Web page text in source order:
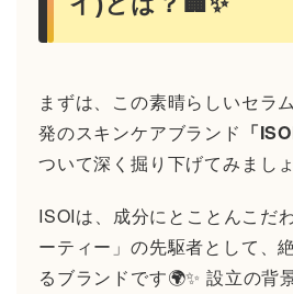
まずは、この素晴らしいセラ
発のスキンケアブランド 「
ついて深く掘り下げてみまし
ISOIは、成分にとことんこだ
ーティー」の先駆者として、
るブランドです🌍✨ 設立の背